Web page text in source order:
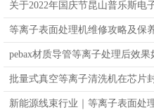
关于2022年国庆节昆山普乐斯电
等离子表面处理机维修攻略及保
pebax材质导管等离子处理后效果
批量式真空等离子清洗机在芯片
新能源线束行业｜等离子表面处